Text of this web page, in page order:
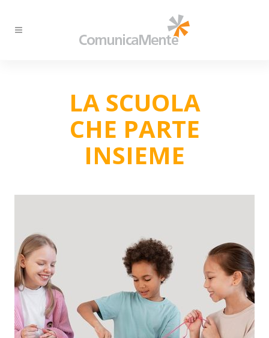
LA SCUOLA
CHE PARTE
INSIEME